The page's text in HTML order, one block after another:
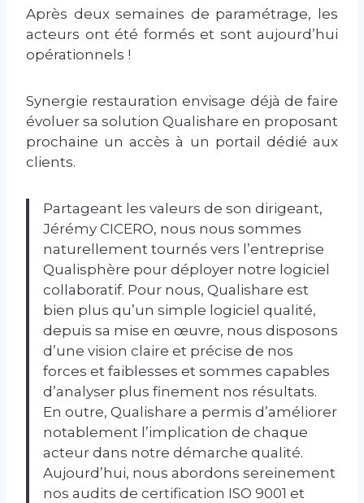
Après deux semaines de paramétrage, les
acteurs ont été formés et sont aujourd’hui
opérationnels !
Synergie restauration envisage déjà de faire
évoluer sa solution Qualishare en proposant
prochaine un accès à un portail dédié aux
clients.
Partageant les valeurs de son dirigeant,
Jérémy CICERO, nous nous sommes
naturellement tournés vers l’entreprise
Qualisphère pour déployer notre logiciel
collaboratif. Pour nous, Qualishare est
bien plus qu’un simple logiciel qualité,
depuis sa mise en œuvre, nous disposons
d’une vision claire et précise de nos
forces et faiblesses et sommes capables
d’analyser plus finement nos résultats.
En outre, Qualishare a permis d’améliorer
notablement l’implication de chaque
acteur dans notre démarche qualité.
Aujourd’hui, nous abordons sereinement
nos audits de certification ISO 9001 et